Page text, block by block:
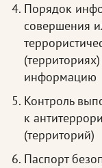
Порядок
совершения
информацию
Контроль
к
(территорий)
Паспорт